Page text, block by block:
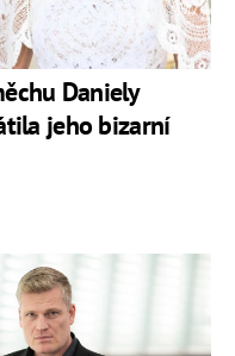
Daniely
jeho bizarní